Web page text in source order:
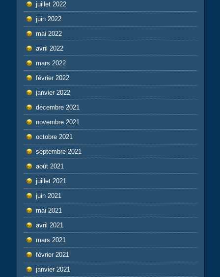
juillet 2022
juin 2022
mai 2022
avril 2022
mars 2022
février 2022
janvier 2022
décembre 2021
novembre 2021
octobre 2021
septembre 2021
août 2021
juillet 2021
juin 2021
mai 2021
avril 2021
mars 2021
février 2021
janvier 2021